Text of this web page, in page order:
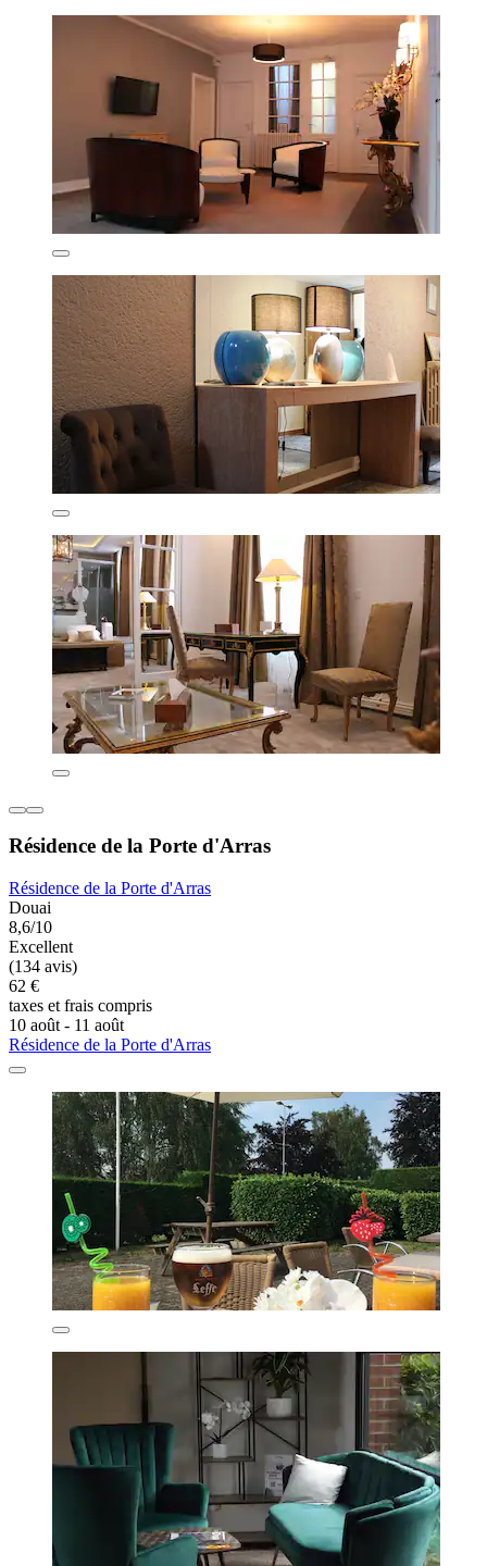
Résidence de la Porte d'Arras
Résidence de la Porte d'Arras
Douai
8,6/10
Excellent
(134 avis)
62 €
taxes et frais compris
10 août - 11 août
Résidence de la Porte d'Arras